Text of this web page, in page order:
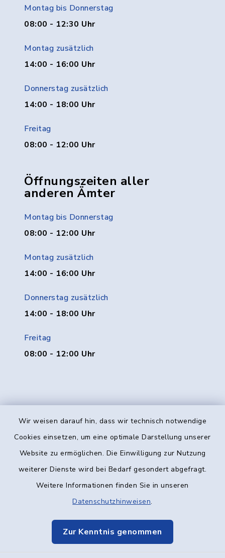
Wir weisen darauf hin, dass wir technisch notwendige
Cookies einsetzen, um eine optimale Darstellung unserer
Website zu ermöglichen. Die Einwilligung zur Nutzung
weiterer Dienste wird bei Bedarf gesondert abgefragt.
Weitere Informationen finden Sie in unseren
Datenschutzhinweisen.
Zur Kenntnis genommen
Montag bis Donnerstag
08:00 - 12:30 Uhr
Montag zusätzlich
14:00 - 16:00 Uhr
Donnerstag zusätzlich
14:00 - 18:00 Uhr
Freitag
08:00 - 12:00 Uhr
Öffnungszeiten aller
anderen Ämter
Montag bis Donnerstag
08:00 - 12:00 Uhr
Montag zusätzlich
14:00 - 16:00 Uhr
Donnerstag zusätzlich
14:00 - 18:00 Uhr
Freitag
08:00 - 12:00 Uhr
Kontakt
Datenschutz
Elektronische Kommunikation